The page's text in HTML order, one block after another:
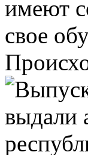
имеют
свое